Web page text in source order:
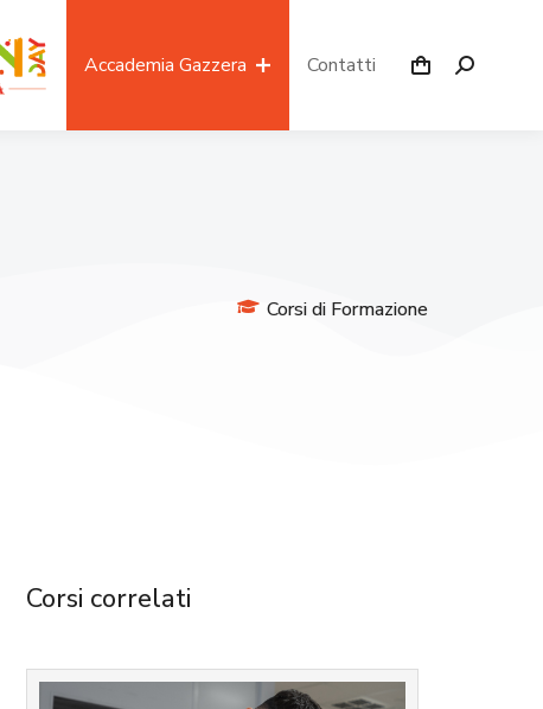
Accademia Gazzera Contatti
Corsi di Formazione
Corsi correlati